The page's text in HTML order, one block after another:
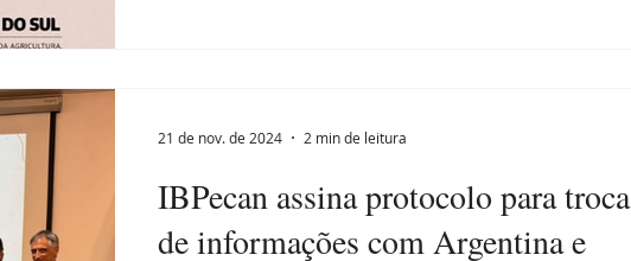
IBPecan assina protocolo para troca
de informações com Argentina e
21 de nov. de 2024 2 min de leitura